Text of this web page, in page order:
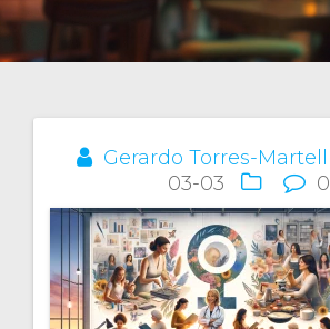
Gerardo Torres-Martell
03-03
0
Navegación
de
entradas